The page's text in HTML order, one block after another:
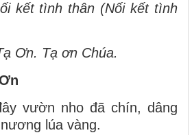
kết tình thân (Nối kết tình
Ơn. Tạ ơn Chúa.
vườn nho đã chín, dâng
lúa vàng.